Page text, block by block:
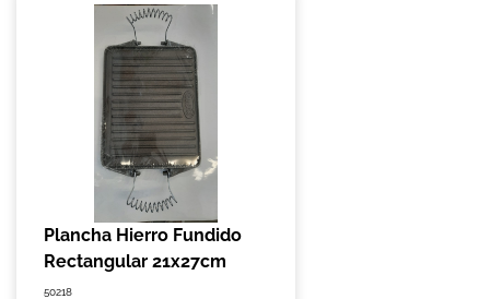
Plancha Hierro Fundido
Rectangular 21x27cm
50218